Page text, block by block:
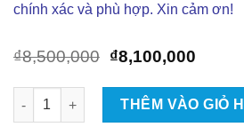
chính xác và phù hợp. Xin cảm ơn!
₫8,500,000 Giá
là:
₫8,500,000.
₫8,100,000Giá
tại
là:
Lắp Đặt Baga Mui Phi Thuyền
THÊM VÀO GIỎ